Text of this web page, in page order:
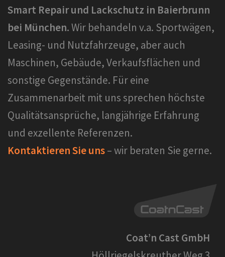
Smart Repair und Lackschutz in Baierbrunn
bei München.Wir behandeln v.a. Sportwägen,
Leasing- und Nutzfahrzeuge, aber auch
Maschinen, Gebäude, Verkaufsflächen und
sonstige Gegenstände. Für eine
Zusammenarbeit mit uns sprechen höchste
Qualitätsansprüche, langjährige Erfahrung
und exzellente Referenzen.
Kontaktieren Sie uns– wir beraten Sie gerne.
Coat’n Cast GmbH